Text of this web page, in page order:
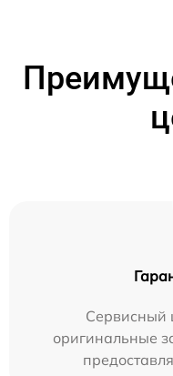
Сервисный
оригинальные